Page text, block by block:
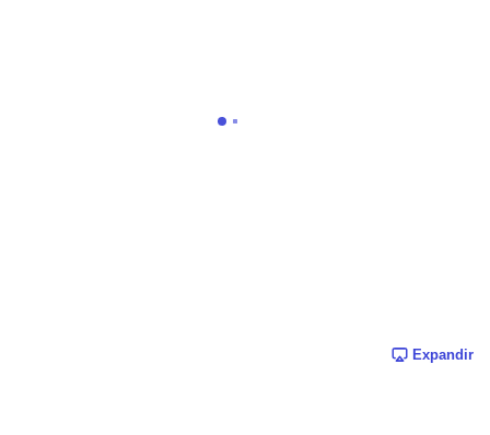
Expandir